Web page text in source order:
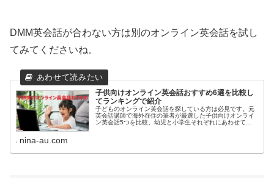
DMM英会話が合わない方は別のオンライン英会話を試し
てみてくださいね。
子供向けオンライン英会話おすすめ6選を比較し
てランキングで紹介
子どものオンライン英会話を探している方は必見です。元
英会話講師で海外在住の筆者が厳選した子供向けオンライ
ン英会話5つを比較、幼児と小学生それぞれにあわせてラ
nina-au.com